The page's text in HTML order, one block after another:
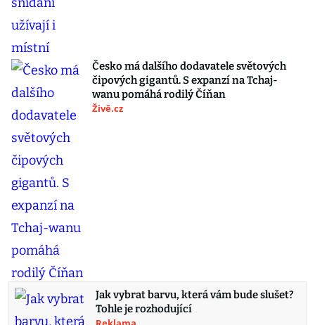
Česko má dalšího dodavatele světových
čipových gigantů. S expanzí na Tchaj-
wanu pomáhá rodilý Číňan
Živě.cz
Jak vybrat barvu, která vám bude slušet?
Tohle je rozhodující